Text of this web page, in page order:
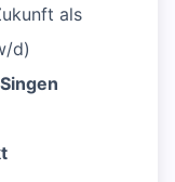
als
d)